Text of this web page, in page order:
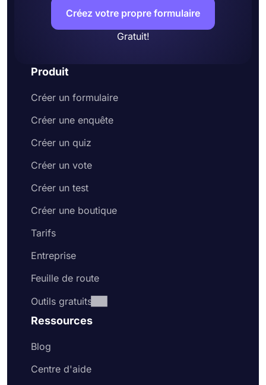
Créez votre propre formulaire
Gratuit!
Produit
Créer un formulaire
Créer une enquête
Créer un quiz
Créer un vote
Créer un test
Créer une boutique
Tarifs
Entreprise
Feuille de route
Outils gratuits
Ressources
Blog
Centre d'aide